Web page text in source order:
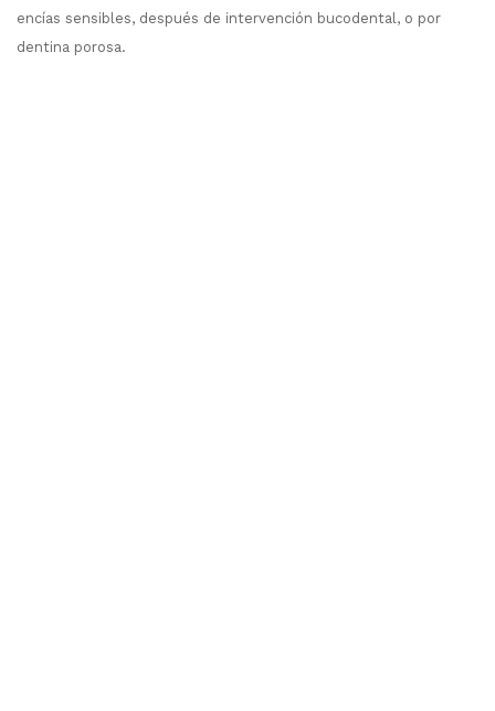
encías sensibles, después de intervención bucodental, o por
dentina porosa.